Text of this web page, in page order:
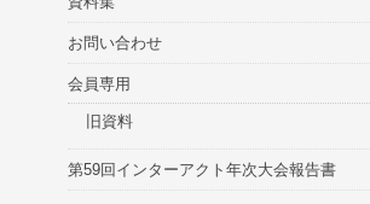
お問い合わせ
会員専用
旧資料
第59回インターアクト年次大会報告書